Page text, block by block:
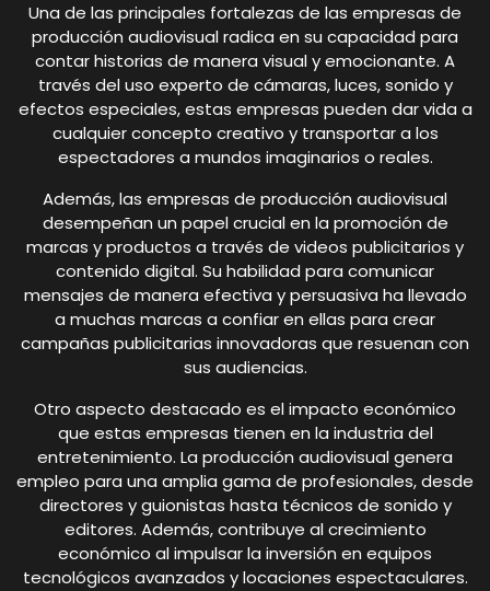
Una de las principales fortalezas de las empresas de
producción audiovisual radica en su capacidad para
contar historias de manera visual y emocionante. A
través del uso experto de cámaras, luces, sonido y
efectos especiales, estas empresas pueden dar vida a
cualquier concepto creativo y transportar a los
espectadores a mundos imaginarios o reales.
Además, las empresas de producción audiovisual
desempeñan un papel crucial en la promoción de
marcas y productos a través de videos publicitarios y
contenido digital. Su habilidad para comunicar
mensajes de manera efectiva y persuasiva ha llevado
a muchas marcas a confiar en ellas para crear
campañas publicitarias innovadoras que resuenan con
sus audiencias.
Otro aspecto destacado es el impacto económico
que estas empresas tienen en la industria del
entretenimiento. La producción audiovisual genera
empleo para una amplia gama de profesionales, desde
directores y guionistas hasta técnicos de sonido y
editores. Además, contribuye al crecimiento
económico al impulsar la inversión en equipos
tecnológicos avanzados y locaciones espectaculares.